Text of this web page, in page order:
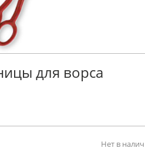
для ворса
Нет в